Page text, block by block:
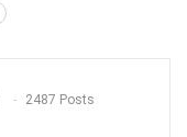
2487 Posts